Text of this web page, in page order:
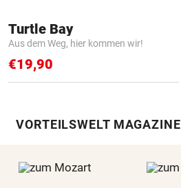
Turtle Bay
Aus dem Weg, hier kommen wir!
€19,90
VORTEILSWELT MAGAZINE